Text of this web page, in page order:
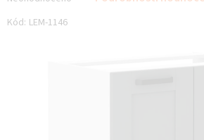
hodnocení
produktu
Kód: LEM-1146